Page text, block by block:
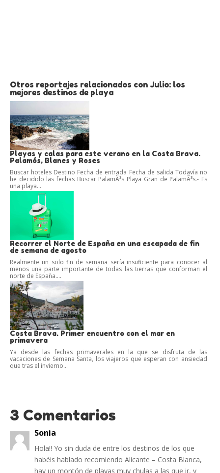
Otros reportajes relacionados con Julio: los
mejores destinos de playa
Playas y calas para este verano en la Costa Brava.
Palamós, Blanes y Roses
Buscar hoteles Destino Fecha de entrada Fecha de salida Todavía no
he decidido las fechas Buscar PalamÃ³s Playa Gran de PalamÃ³s.- Es
una playa...
Recorrer el Norte de España en una escapada de fin
de semana de agosto
Realmente un solo fin de semana sería insuficiente para conocer al
menos una parte importante de todas las tierras que conforman el
norte de España....
Costa Brava. Primer encuentro con el mar en
primavera
Ya desde las fechas primaverales en la que se disfruta de las
vacaciones de Semana Santa, los viajeros que esperan con ansiedad
que tras el invierno...
3 Comentarios
Sonia
Hola!! Yo sin duda de entre los destinos de los que
habéis hablado recomiendo Alicante – Costa Blanca,
hay un montón de playas muy chulas a las que ir, y